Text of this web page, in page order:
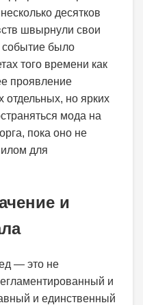
десятков
швырнули свои
было
того времени как
проявление
отдельных, но ярких
мода на
пока оно не
для
и
— это не
и
и единственный